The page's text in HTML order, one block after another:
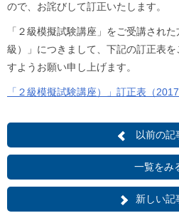
ので、お詫びして訂正いたします。
「２級模擬試験講座」をご受講され
級）」につきまして、下記の訂正表
すようお願い申し上げます。
「２級模擬試験講座）」訂正表（
以前の記
一覧をみ
新しい記